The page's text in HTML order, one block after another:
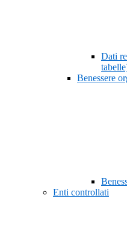
Dati
Benessere
Enti controllati